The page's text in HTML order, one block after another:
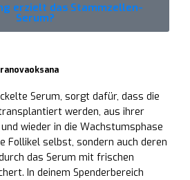
erzielt das Stammzellen-
Serum?
Serum, sorgt dafür, dass die
werden, aus ihrer
wieder in die Wachstumsphase
Follikel selbst, sondern auch deren
das Serum mit frischen
In deinem Spenderbereich